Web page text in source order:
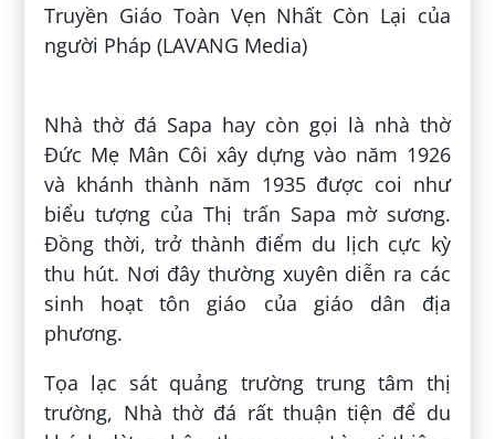
Truyền Giáo Toàn Vẹn Nhất Còn Lại của
người Pháp (LAVANG Media)
Nhà thờ đá Sapa hay còn gọi là nhà thờ
Đức Mẹ Mân Côi xây dựng vào năm 1926
và khánh thành năm 1935 được coi như
biểu tượng của Thị trấn Sapa mờ sương.
Đồng thời, trở thành điểm du lịch cực kỳ
thu hút. Nơi đây thường xuyên diễn ra các
sinh hoạt tôn giáo của giáo dân địa
phương.
Tọa lạc sát quảng trường trung tâm thị
trường, Nhà thờ đá rất thuận tiện để du